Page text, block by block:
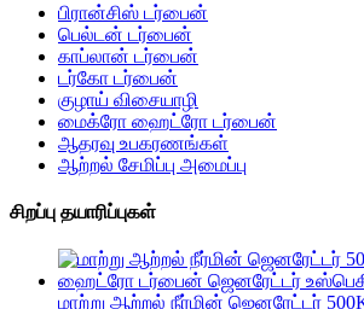
பிரான்சிஸ் டர்பைன்
பெல்டன் டர்பைன்
காப்லான் டர்பைன்
டர்கோ டர்பைன்
குழாய் விசையாழி
மைக்ரோ ஹைட்ரோ டர்பைன்
ஆதரவு உபகரணங்கள்
ஆற்றல் சேமிப்பு அமைப்பு
சிறப்பு தயாரிப்புகள்
மாற்று ஆற்றல் நீர்மின் ஜெனரேட்டர்